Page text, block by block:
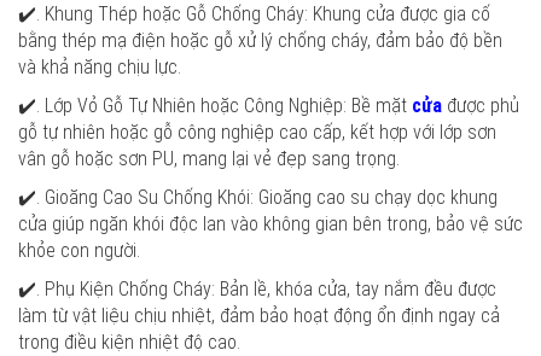
✔️. Khung Thép hoặc Gỗ Chống Cháy: Khung cửa được gia cố
bằng thép mạ điện hoặc gỗ xử lý chống cháy, đảm bảo độ bền
và khả năng chịu lực.
✔️. Lớp Vỏ Gỗ Tự Nhiên hoặc Công Nghiệp: Bề mặt cửa được phủ
gỗ tự nhiên hoặc gỗ công nghiệp cao cấp, kết hợp với lớp sơn
vân gỗ hoặc sơn PU, mang lại vẻ đẹp sang trọng.
✔️. Gioăng Cao Su Chống Khói: Gioăng cao su chạy dọc khung
cửa giúp ngăn khói độc lan vào không gian bên trong, bảo vệ sức
khỏe con người.
✔️. Phụ Kiện Chống Cháy: Bản lề, khóa cửa, tay nắm đều được
làm từ vật liệu chịu nhiệt, đảm bảo hoạt động ổn định ngay cả
trong điều kiện nhiệt độ cao.